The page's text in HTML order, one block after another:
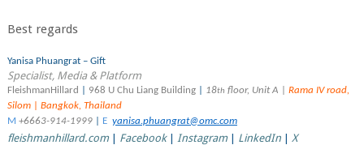
Best regards
Yanisa Phuangrat– Gift
Specialist, Media & Platform
FleishmanHillard 968 U Chu Liang Building| 18th floor, Unit A
Rama IV road,
Silom
Bangkok, Thailand
M +6663-914-1999| E yanisa.phuangrat@omc.com
fleishmanhillard.com | Facebook | Instagram | LinkedIn | X